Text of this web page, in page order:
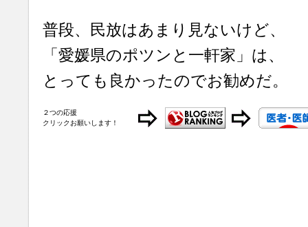
普段、民放はあまり見ないけど、
「愛媛県のポツンと一軒家」は、
とっても良かったのでお勧めだ。
２つの応援
クリックお願いします！